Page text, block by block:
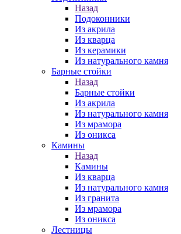
Назад
Подоконники
Из акрила
Из кварца
Из керамики
Из натурального камня
Барные стойки
Назад
Барные стойки
Из акрила
Из натурального камня
Из мрамора
Из оникса
Камины
Назад
Камины
Из кварца
Из натурального камня
Из гранита
Из мрамора
Из оникса
Лестницы